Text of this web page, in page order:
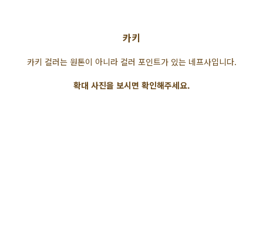
카키
카키 컬러는 원톤이 아니라 컬러 포인트가 있는 네프사입니다.
확대 사진을 보시면 확인해주세요.